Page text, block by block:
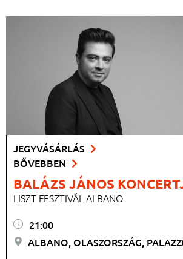
BALÁZS JÁNOS
LISZT FESZTIVÁL ALBANO
21:00
ALBANO, OLASZORSZÁG,
JEGYVÁSÁRLÁS
BŐVEBBEN